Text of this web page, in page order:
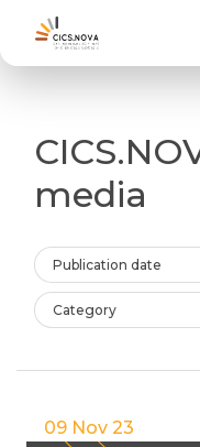
media
Publication date
Category
09 Nov 23